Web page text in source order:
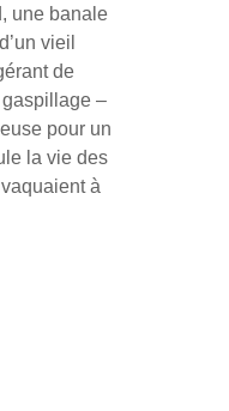
une banale
vieil
de
gaspillage –
pour un
la vie des
à